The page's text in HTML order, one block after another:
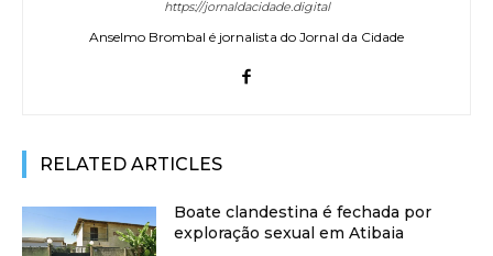
https://jornaldacidade.digital
Anselmo Brombal é jornalista do Jornal da Cidade
RELATED ARTICLES
Boate clandestina é fechada por
exploração sexual em Atibaia